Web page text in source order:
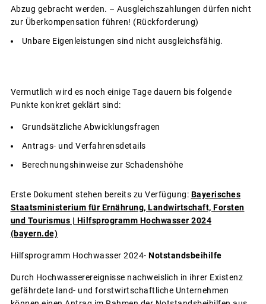
Abzug gebracht werden. – Ausgleichszahlungen dürfen nicht
zur Überkompensation führen! (Rückforderung)
Unbare Eigenleistungen sind nicht ausgleichsfähig.
Vermutlich wird es noch einige Tage dauern bis folgende
Punkte konkret geklärt sind:
Grundsätzliche Abwicklungsfragen
Antrags- und Verfahrensdetails
Berechnungshinweise zur Schadenshöhe
Erste Dokument stehen bereits zu Verfügung: Bayerisches
Staatsministerium für Ernährung, Landwirtschaft, Forsten
und Tourismus | Hilfsprogramm Hochwasser 2024
(bayern.de)
Hilfsprogramm Hochwasser 2024- Notstandsbeihilfe
Durch Hochwasserereignisse nachweislich in ihrer Existenz
gefährdete land- und forstwirtschaftliche Unternehmen